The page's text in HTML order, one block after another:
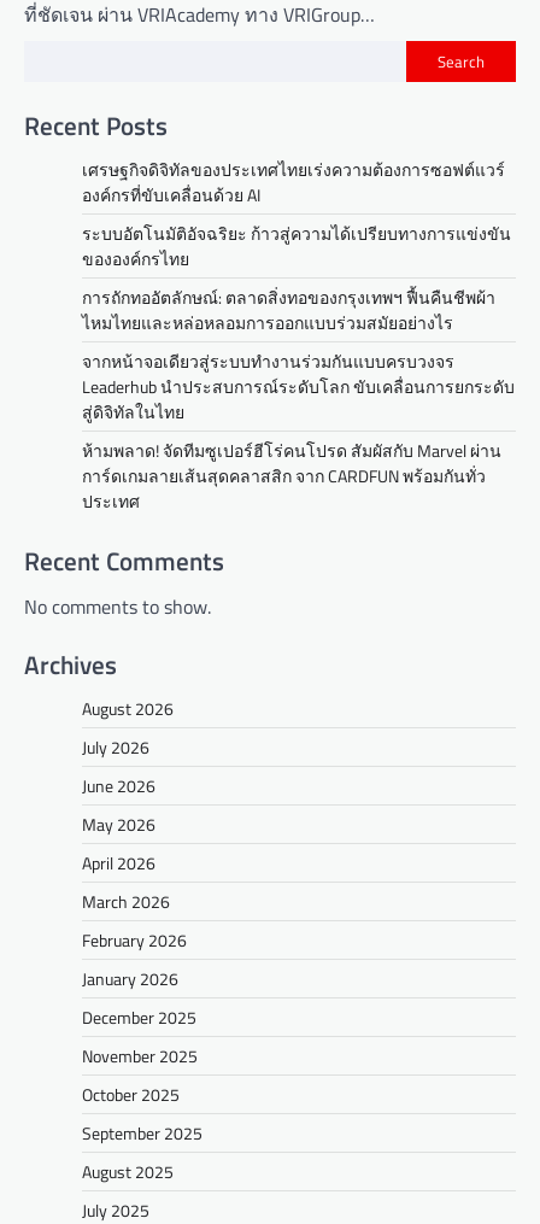
ที่ชัดเจน ผ่าน VRIAcademy ทาง VRIGroup…
Search
Recent Posts
เศรษฐกิจดิจิทัลของประเทศไทยเร่งความต้องการซอฟต์แวร์
องค์กรที่ขับเคลื่อนด้วย AI
ระบบอัตโนมัติอัจฉริยะ ก้าวสู่ความได้เปรียบทางการแข่งขัน
ขององค์กรไทย
การถักทออัตลักษณ์: ตลาดสิ่งทอของกรุงเทพฯ ฟื้นคืนชีพผ้า
ไหมไทยและหล่อหลอมการออกแบบร่วมสมัยอย่างไร
จากหน้าจอเดียวสู่ระบบทำงานร่วมกันแบบครบวงจร
Leaderhub นำประสบการณ์ระดับโลก ขับเคลื่อนการยกระดับ
สู่ดิจิทัลในไทย
ห้ามพลาด! จัดทีมซูเปอร์ฮีโร่คนโปรด สัมผัสกับ Marvel ผ่าน
การ์ดเกมลายเส้นสุดคลาสสิก จาก CARDFUN พร้อมกันทั่ว
ประเทศ
Recent Comments
No comments to show.
Archives
August 2026
July 2026
June 2026
May 2026
April 2026
March 2026
February 2026
January 2026
December 2025
November 2025
October 2025
September 2025
August 2025
July 2025